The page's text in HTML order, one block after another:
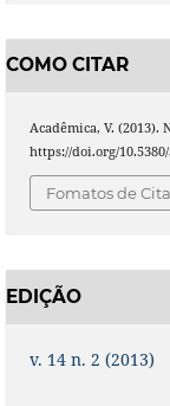
COMO CITAR
Acadêmica, V. (2013).
https://doi.org/
Fomatos de
EDIÇÃO
v. 14 n. 2 (2013)